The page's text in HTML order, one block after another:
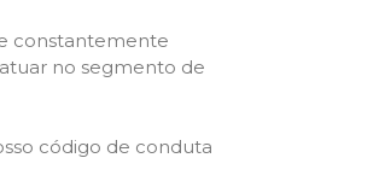
constantemente
no segmento de
código de conduta